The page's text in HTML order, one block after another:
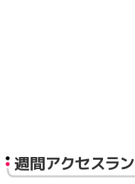
週間アクセスラ